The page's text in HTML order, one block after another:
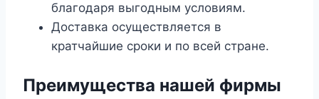
благодаря выгодным условиям.
Доставка осуществляется в
кратчайшие сроки и по всей стране.
Преимущества нашей фирмы